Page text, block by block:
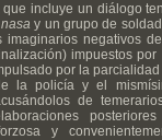
incluye un diálogo
nasa y un grupo de
imaginarios negativos
impuestos por
por la
la policía y el
de
y